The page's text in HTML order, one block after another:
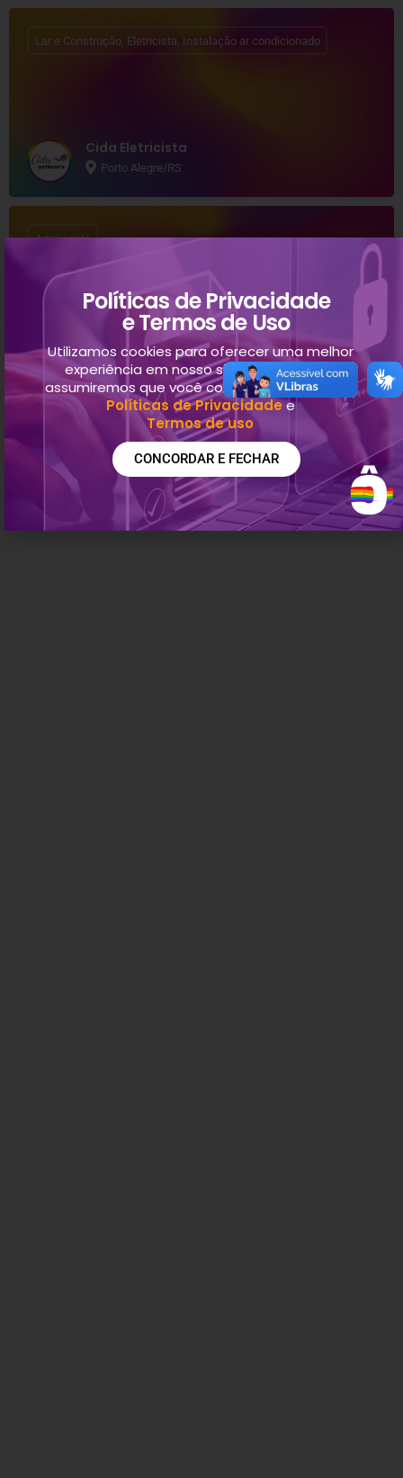
Cida Eletricista
Porto Alegre/RS
Lar e Construção, Eletricista, Instalação ar condicionado
Criativos Artesanatos
Sapucaia do Sul/ RS
Artesanato
2 3 … 5 Próximo »
Políticas de Privacidade
e Termos de Uso
Utilizamos cookies para oferecer uma melhor
experiência em nosso site. Ao continuar,
assumiremos que você concorda com nossas
Políticas de Privacidadee
Termos de uso
CONCORDAR E FECHAR